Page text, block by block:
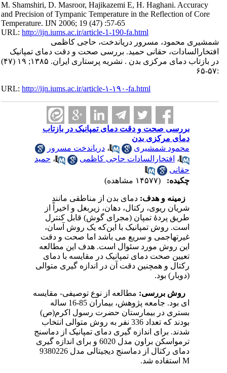
M. Shamshiri, D. Masroor, Hajikazemi E, H. Haghani. Accuracy
and Precision of Tympanic Temperature in the Reflection of Core
Temperature. IJN 2006; 19 (47) :57-65
URL:http://ijn.iums.ac.ir/article-1-190-fa.html
شمشیری محمود، مسرور دریاندخت، حاجی کاظمی
افتخارالسادات، حقانی حمید. بررسی صحت و دقت دمای تمپانیک
در بازتاب دمای مرکزی بدن . نشریه پرستاری ایران. ۱۳۸۵; ۱۹ (۴۷)
URL:http://ijn.iums.ac.ir/article-۱-۱۹۰-fa.html
بررسی صحت و دقت دمای تمپانیک در بازتاب
دمای مرکزی بدن
محمود شمشیری
،دریاندخت مسرور
،افتخارالسادات حاجی کاظمی ،حمید
حقانی
چکیده:
زمینه و هدف:دمای بدن از مناطقی مانند
شریان ریوی، رکتال، دهان، زیربغل و اخیراً از
طریق پردۀ تمپان (مجرای گوش) قابل کنترل
است. روش تمپانیک با این‌که یک روش آسان،
غیرتهاجمی و سریع می باشد اما صحت و دقت
این روش مورد سئوال است. هدف این مطالعه
تعیین صحت دمای تمپانیک در مقایسه با دمای
رکتال و همچنین دقت آن در اندازه گیری متوالی
(دوبار) بود.
روش بررسی:مطالعه از نوع توصیفی- مقایسه
ای بود. جامعه پژوهش، بیماران 85-16 ساله
بستری در بیمارستان حضرت رسول اکرم(ص)
بودند که تعداد 336 نفر به روش متوالی انتخاب
شدند. برای اندازه گیری دمای تمپانیک از دماسنج
ترمواسکن براون مدل 6020 و برای اندازه گیری
دمای رکتال از دماسنج دیجیتالی مدل 9380226
M استفاده شد.